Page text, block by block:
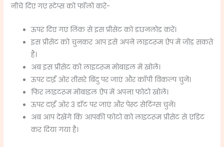
नीचे दिए गए स्टेप्स को फॉलो करें-
ऊपर दिए गए लिंक से इस प्रीसेट को डाउनलोड करें।
इस प्रीसेट को चुनकर आप इसे अपने लाइटरूम ऐप में जोड़ सकते
हैं।
अब इस प्रीसेट को लाइटरूम मोबाइल में खोलें।
ऊपर दाईं ओर तीसरे बिंदु पर जाएं और कॉपी विकल्प चुनें।
फिर लाइटरूम मोबाइल ऐप में अपना फोटो खोलें।
ऊपर दाईं ओर 3 डॉट पर जाएं और पेस्ट सेटिंग्स चुनें।
अब आप देखेंगे कि आपकी फोटो को लाइटरूम प्रीसेट से एडिट
कर दिया गया है।